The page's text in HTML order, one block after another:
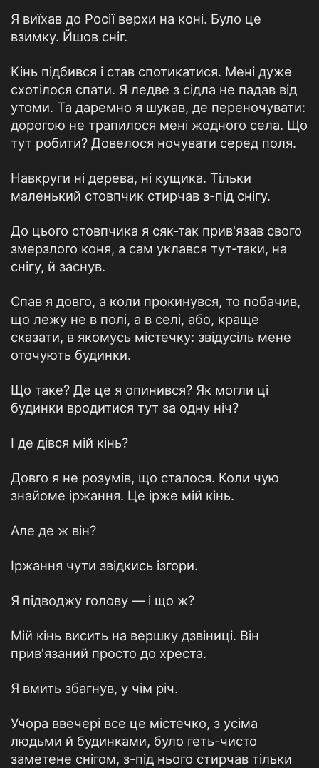
Я виїхав до Росії верхи на коні. Було це
взимку. Йшов сніг.
Кінь підбився і став спотикатися. Мені дуже
схотілося спати. Я ледве з сідла не падав від
утоми. Та даремно я шукав, де переночувати:
дорогою не трапилося мені жодного села. Що
тут робити? Довелося ночувати серед поля.
Навкруги ні дерева, ні кущика. Тільки
маленький стовпчик стирчав з-під снігу.
До цього стовпчика я сяк-так прив'язав свого
змерзлого коня, а сам уклався тут-таки, на
снігу, й заснув.
Спав я довго, а коли прокинувся, то побачив,
що лежу не в полі, а в селі, або, краще
сказати, в якомусь містечку: звідусіль мене
оточують будинки.
Що таке? Де це я опинився? Як могли ці
будинки вродитися тут за одну ніч?
І де дівся мій кінь?
Довго я не розумів, що сталося. Коли чую
знайоме іржання. Це ірже мій кінь.
Але де ж він?
Іржання чути звідкись ізгори.
Я підводжу голову — і що ж?
Мій кінь висить на вершку дзвіниці. Він
прив'язаний просто до хреста.
Я вмить збагнув, у чім річ.
Учора ввечері все це містечко, з усіма
людьми й будинками, було геть-чисто
заметене снігом, з-під нього стирчав тільки